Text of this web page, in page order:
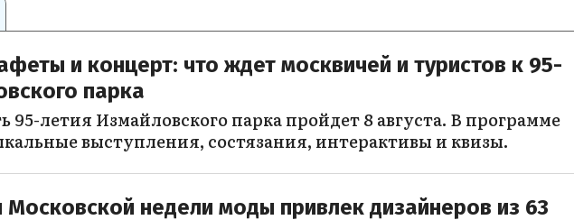
и концерт: что ждет москвичей и туристов к 95-
парка
95-летия Измайловского парка пройдет 8 августа. В программе
выступления, состязания, интерактивы и квизы.
Московской недели моды привлек дизайнеров из 63